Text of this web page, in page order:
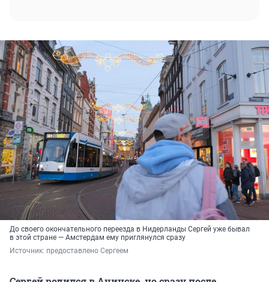
До своего окончательного переезда в Нидерланды Сергей уже бывал
в этой стране — Амстердам ему приглянулся сразу
Источник: предоставлено Сергеем